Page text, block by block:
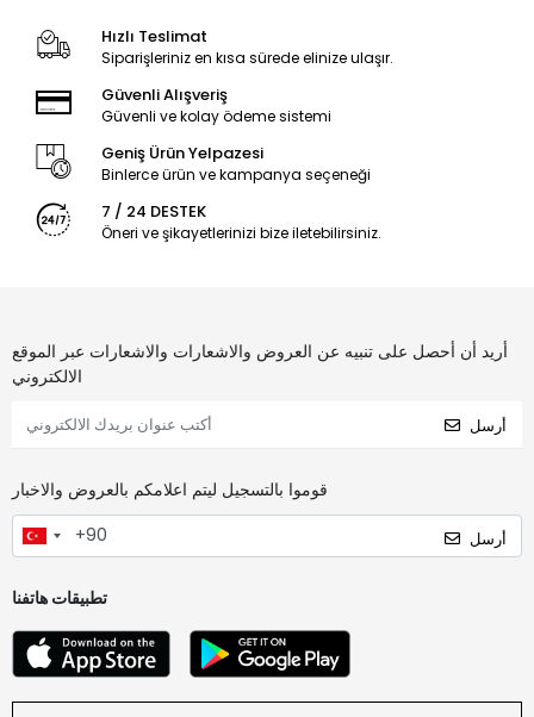
Hızlı Teslimat
Siparişleriniz en kısa sürede elinize ulaşır.
Güvenli Alışveriş
Güvenli ve kolay ödeme sistemi
Geniş Ürün Yelpazesi
Binlerce ürün ve kampanya seçeneği
7 / 24 DESTEK
Öneri ve şikayetlerinizi bize iletebilirsiniz.
أريد أن أحصل على تنبيه عن العروض والاشعارات والاشعارات عبر الموقع
الالكتروني
أرسل
قوموا بالتسجيل ليتم اعلامكم بالعروض والاخبار
أرسل
تطبيقات هاتفنا